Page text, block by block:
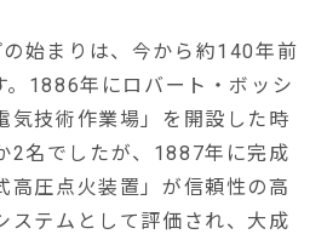
始まりは、今から約140年前
。1886年にロバート・ボッシ
気技術作業場」を開設した時
2名でしたが、1887年に完成
高圧点火装置」が信頼性の高
ステムとして評価され、大成